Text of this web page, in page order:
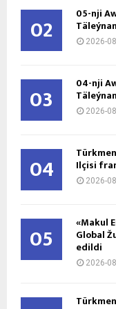
02 05-nji
2026-
03 04-nji
2026-
04 Ilçisi
2026-
05 «Makul
Global
edildi
2026-